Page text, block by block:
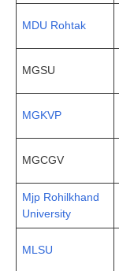
MDU Rohtak
MGSU
MGKVP
MGCGV
Mjp Rohilkhand
University
MLSU